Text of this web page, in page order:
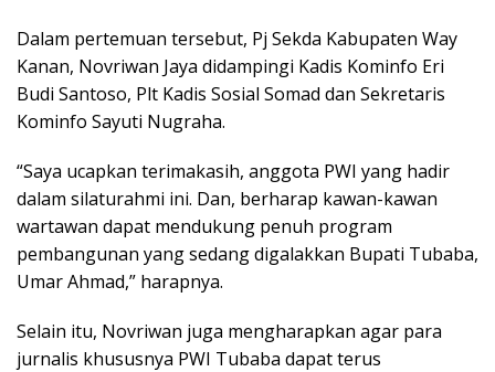
Dalam pertemuan tersebut, Pj Sekda Kabupaten Way
Kanan, Novriwan Jaya didampingi Kadis Kominfo Eri
Budi Santoso, Plt Kadis Sosial Somad dan Sekretaris
Kominfo Sayuti Nugraha.
“Saya ucapkan terimakasih, anggota PWI yang hadir
dalam silaturahmi ini. Dan, berharap kawan-kawan
wartawan dapat mendukung penuh program
pembangunan yang sedang digalakkan Bupati Tubaba,
Umar Ahmad,” harapnya.
Selain itu, Novriwan juga mengharapkan agar para
jurnalis khususnya PWI Tubaba dapat terus